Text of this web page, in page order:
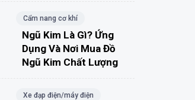
Cẩm nang cơ khí
Ngũ Kim Là Gì? Ứng
Dụng Và Nơi Mua Đồ
Ngũ Kim Chất Lượng
Xe đạp điện/máy điện